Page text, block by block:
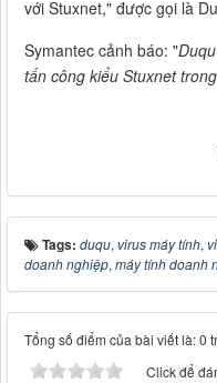
với Stuxnet," được gọi là
Symantec cảnh báo: "
tấn công kiểu Stuxnet
Tags: duqu, virus máy tính,
doanh nghiệp, máy tính doanh
Tổng số điểm của bài viết là: 0
Click để